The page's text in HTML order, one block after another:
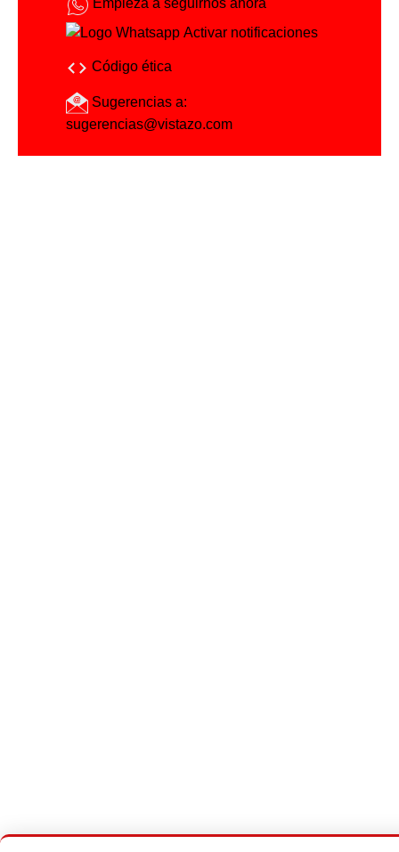
Empieza a seguirnos ahora
Activar notificaciones
Código ética
Sugerencias a:
sugerencias@vistazo.com